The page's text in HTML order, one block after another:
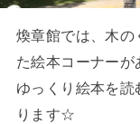
煥章館では、木の
た絵本コーナー
ゆっくり絵本を
ります☆